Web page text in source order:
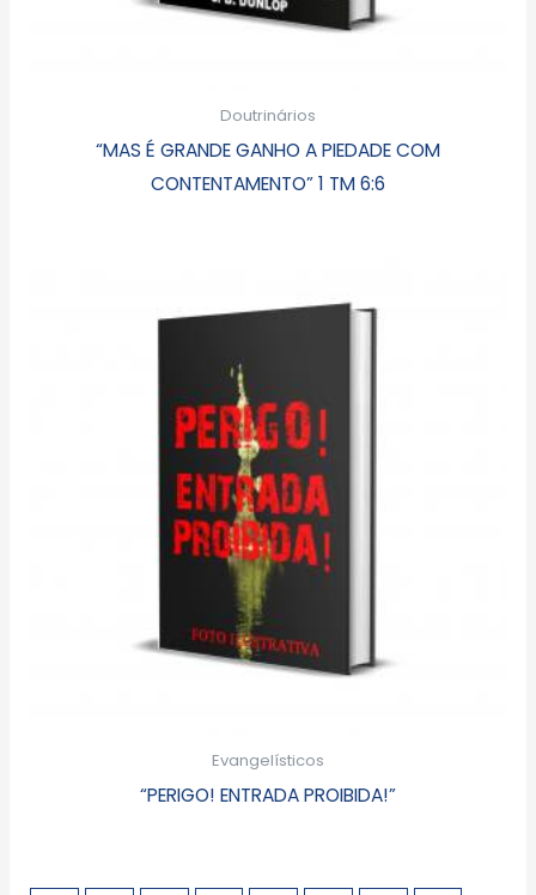
Doutrinários
“MAS É GRANDE GANHO A PIEDADE COM
CONTENTAMENTO” 1 TM 6:6
Evangelísticos
“PERIGO! ENTRADA PROIBIDA!”